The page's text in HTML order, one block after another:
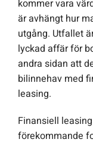
kommer vara
är avhängt hur
utgång. Utfallet
lyckad affär för
andra sidan att
bilinnehav med
leasing.
Finansiell
förekommande